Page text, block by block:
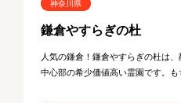
神奈川県
鎌倉やすらぎの杜
人気の鎌倉！鎌倉やすらぎの杜は
中心部の希少価値高い霊園です。